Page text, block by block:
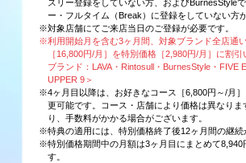
スリー登録をしていない方、およびBurnesStyle
ー・フルタイム（Break）に登録をしていない方
※対象店舗にてご来店当日のご登録が必要です。
※利用開始月を含む3ヶ月間、対象ブランド全店通
［16,800円/月］を特別価格［2,980円/月］に割
ブランド：LAVA・Rintosull・BurnesStyle・FIVE
UPPER 9＞
※4ヶ月目以降は、お好きなコース［6,800円～/月
更可能です。コース・店舗により価格は異なりま
り、手数料がかかる場合がございます。
※特典の適用には、特別価格終了後12ヶ月間の継続
※特別価格期間中の月額は3ヶ月目にまとめて8,940
す。